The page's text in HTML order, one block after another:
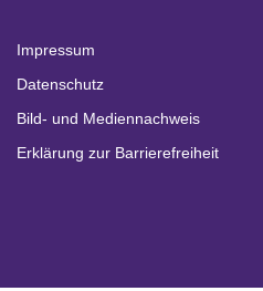
Impressum
Datenschutz
Bild- und Mediennachweis
Erklärung zur Barrierefreiheit